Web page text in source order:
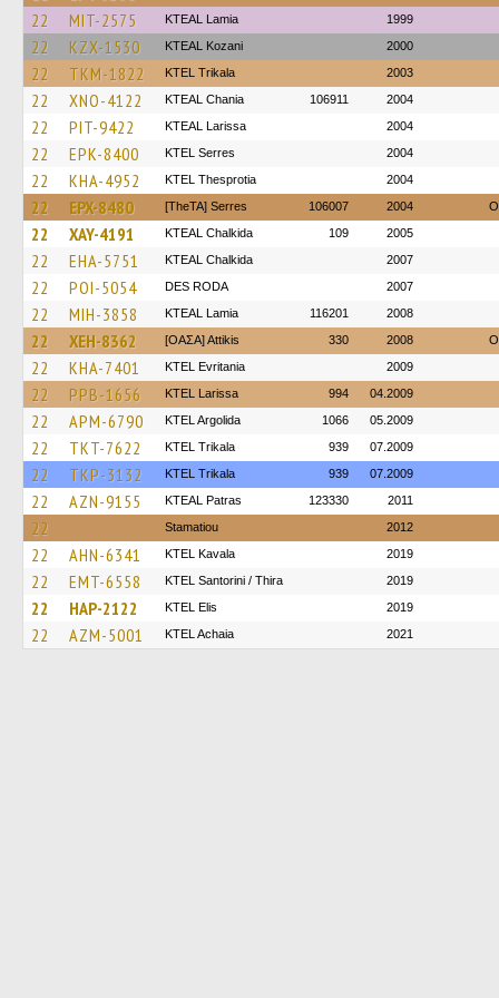
22
MIT-2575 KTEAL Lamia 1999
22 KZX-1530 KTEAL Kozani 2000
22 TKM-1822 ΚΤΕL Τrikala 2003
22 XNO-4122 KTEAL Chania 106911 2004
22 PIT-9422 KTEAL Larissa 2004
22 EPK-8400 KTEL Serres 2004
22 KHA-4952 KTEL Thesprotia 2004
22 EPX-8480 [TheTA] Serres 106007 2004
22 XAY-4191 KTEAL Chalkida 109 2005
22 EHA-5751 KTEAL Chalkida 2007
22 POI-5054 DES RODA 2007
22 MIH-3858 KTEAL Lamia 116201 2008
22 XEH-8362 [ΟΑΣΑ] Αttikis 330 2008
22 KHA-7401 ΚΤΕL Evritania 2009
22 PPB-1656 KTEL Larissa 994 04.2009
22 APM-6790 KTEL Argolida 1066 05.2009
22 TKT-7622 ΚΤΕL Τrikala 939 07.2009
22 TKP-3132 ΚΤΕL Τrikala 939 07.2009
22 AZN-9155 KTEAL Patras 123330 2011
22 Stamatiou 2012
22 AHN-6341 KTEL Kavala 2019
22 EMT-6558 KTEL Santorini / Thira 2019
22 HAP-2122 KTEL Elis 2019
22 AZM-5001 KTEL Achaia 2021